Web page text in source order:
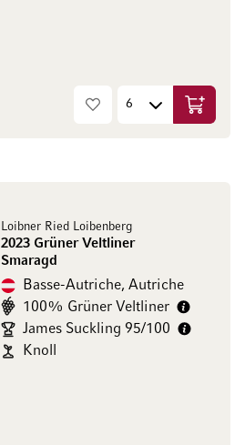
Ajouter
Loibner Ried Loibenberg
2023 Grüner Veltliner
Smaragd
Basse-Autriche, Autriche
100% Grüner Veltliner
James Suckling 95/100
Knoll